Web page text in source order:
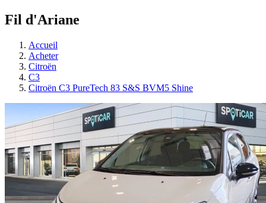
Fil d'Ariane
Accueil
Acheter
Citroën
C3
Citroën C3 PureTech 83 S&S BVM5 Shine